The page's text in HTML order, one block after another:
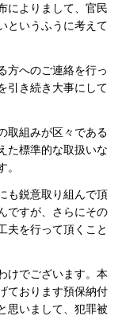
によりまして、官民
というふうに考えて
方へのご連絡を行っ
引き続き大事にして
取組みが区々である
た標準的な取扱いな
も鋭意取り組んで頂
ですが、さらにその
夫を行って頂くこと
けでございます。本
ております預保納付
思いまして、犯罪被